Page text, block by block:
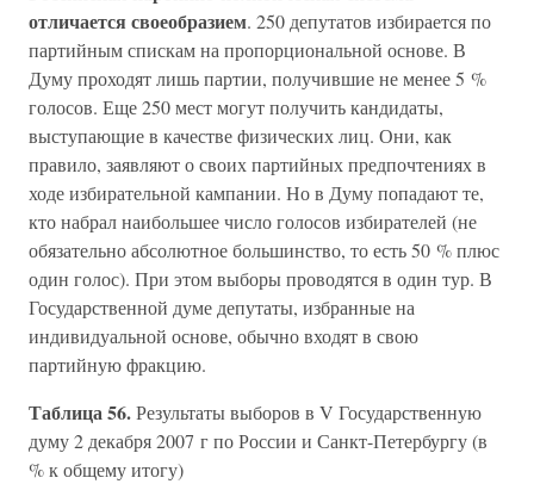
отличается своеобразием. 250 депутатов избирается по
партийным спискам на пропорциональной основе. В
Думу проходят лишь партии, получившие не менее 5 %
голосов. Еще 250 мест могут получить кандидаты,
выступающие в качестве физических лиц. Они, как
правило, заявляют о своих партийных предпочтениях в
ходе избирательной кампании. Но в Думу попадают те,
кто набрал наибольшее число голосов избирателей (не
обязательно абсолютное большинство, то есть 50 % плюс
один голос). При этом выборы проводятся в один тур. В
Государственной думе депутаты, избранные на
индивидуальной основе, обычно входят в свою
партийную фракцию.
Таблица 56.Результаты выборов в V Государственную
думу 2 декабря 2007 г по России и Санкт-Петербургу (в
% к общему итогу)